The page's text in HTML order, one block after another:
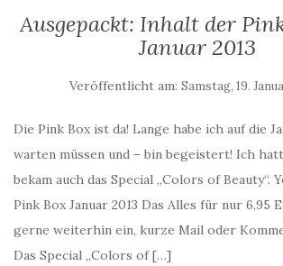
Ausgepackt: Inhalt der
Januar 2013
Veröffentlicht am: Samstag, 19.
Die Pink Box ist da! Lange habe ich auf die
warten müssen und – bin begeistert! Ich
bekam auch das Special „Colors of Beauty“.
Pink Box Januar 2013 Das Alles für nur 6,95
gerne weiterhin ein, kurze Mail oder
Das Special „Colors of […]